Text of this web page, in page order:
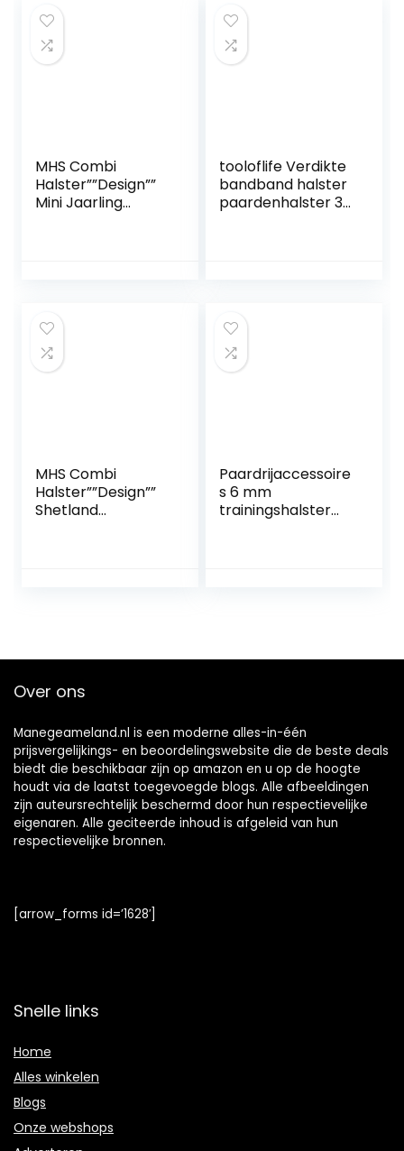
wit, XXFull
(koudbloed))
MHS Combi
Halster””Design””
Mini Jaarling
tooloflife Verdikte
bandband halster
paardenhalster 3
MHS Combi
Halster””Design””
Shetland
Paardrijaccessoire
s 6 mm
trainingshalster
Over ons
Manegeameland.nl is een moderne alles-in-één
prijsvergelijkings- en beoordelingswebsite die de beste deals
biedt die beschikbaar zijn op amazon en u op de hoogte
houdt via de laatst toegevoegde blogs. Alle afbeeldingen
zijn auteursrechtelijk beschermd door hun respectievelijke
eigenaren. Alle geciteerde inhoud is afgeleid van hun
respectievelijke bronnen.
[arrow_forms id=’1628′]
Snelle links
Home
Alles winkelen
Blogs
Onze webshops